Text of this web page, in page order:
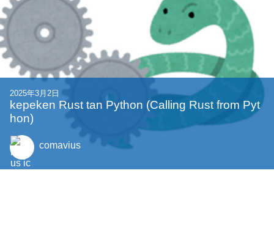
関連する記事
2025年2月25日